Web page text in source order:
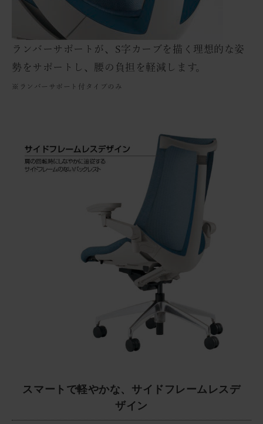
ランバーサポートが、S字カーブを描く理想的な姿
勢をサポートし、腰の負担を軽減します。
※ランバーサポート付タイプのみ
スマートで軽やかな、サイドフレームレスデ
ザイン